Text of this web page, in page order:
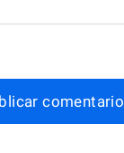
comentario